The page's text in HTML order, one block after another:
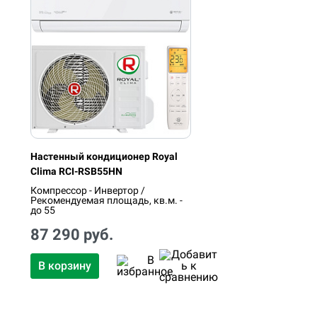
Настенный кондиционер Royal
Clima RCI-RSB55HN
Компрессор - Инвертор /
Рекомендуемая площадь, кв.м. -
до 55
87 290 руб.
В корзину